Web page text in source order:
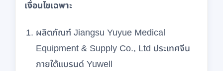
เงื่อนไขเฉพาะ
ผลิตภัณฑ์ Jiangsu Yuyue Medical
Equipment & Supply Co., Ltd ประเทศจีน
ภายใต้แบรนด์ Yuwell